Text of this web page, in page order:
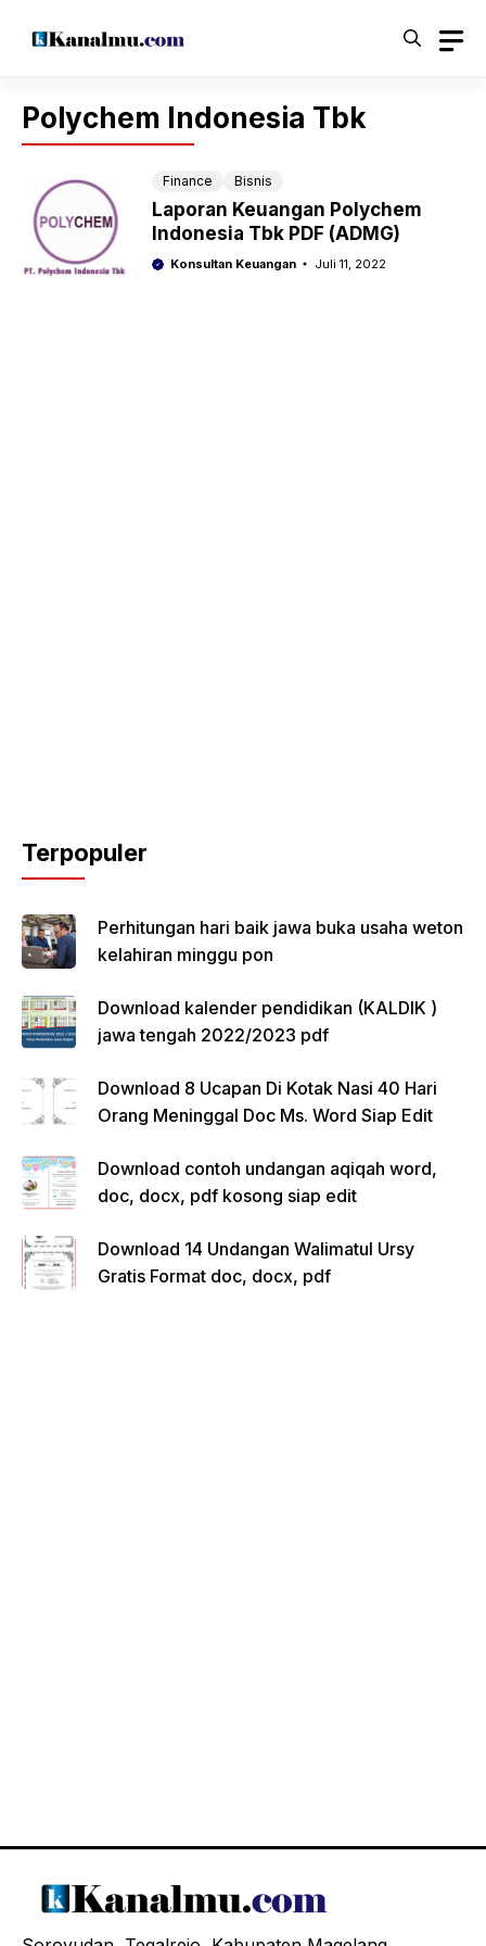
Polychem Indonesia Tbk
Finance Bisnis
Laporan Keuangan Polychem
Indonesia Tbk PDF (ADMG)
Konsultan Keuangan Juli 11, 2022
Terpopuler
Perhitungan hari baik jawa buka usaha weton
kelahiran minggu pon
Download kalender pendidikan (KALDIK )
jawa tengah 2022/2023 pdf
Download 8 Ucapan Di Kotak Nasi 40 Hari
Orang Meninggal Doc Ms. Word Siap Edit
Download contoh undangan aqiqah word,
doc, docx, pdf kosong siap edit
Download 14 Undangan Walimatul Ursy
Gratis Format doc, docx, pdf